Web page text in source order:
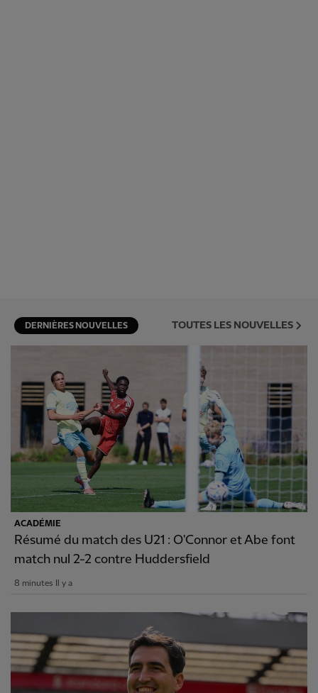
DERNIÈRES NOUVELLES TOUTES LES NOUVELLES
ACADÉMIE
Résumé du match des U21 : O'Connor et Abe font
match nul 2-2 contre Huddersfield
8 minutes Il y a